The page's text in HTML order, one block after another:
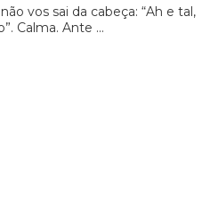
vos sai da cabeça: “Ah e tal,
Calma. Ante ...